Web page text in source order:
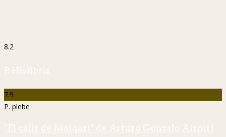
8.2
P. Hislibris
7.9
P. plebe
"El cáliz de Melqart" de Arturo Gonzalo Aizpiri